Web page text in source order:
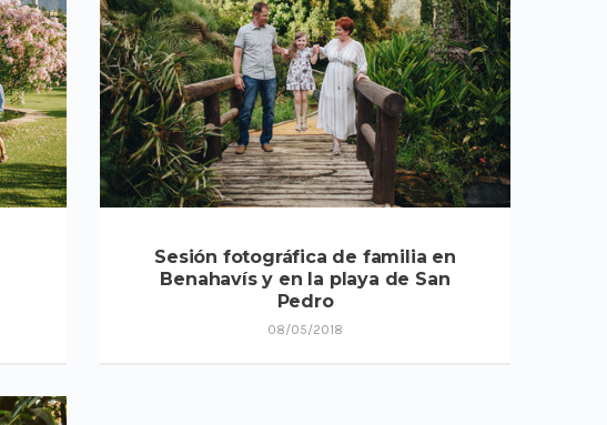
Sesión fotográfica de familia en
Benahavís y en la playa de San
Pedro
08/05/2018